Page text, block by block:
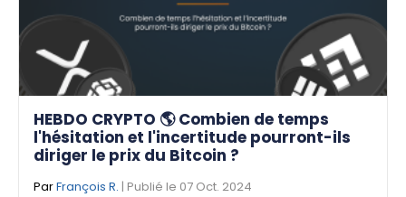
HEBDO CRYPTO 🌎 Combien de temps
l'hésitation et l'incertitude pourront-ils
diriger le prix du Bitcoin ?
ParFrançois R. | Publié le 07 Oct. 2024